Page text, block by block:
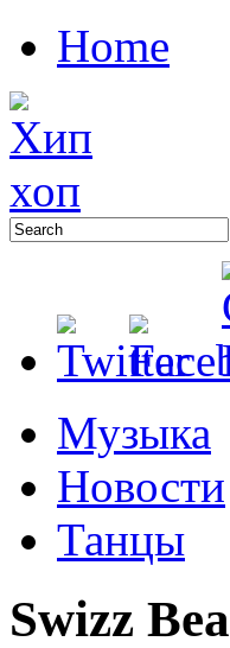
Home
Музыка
Новости
Танцы
Swizz